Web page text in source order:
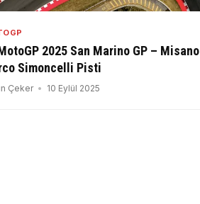
2025 San Marino GP – Misano
Simoncelli Pisti
Çeker 10 Eylül 2025